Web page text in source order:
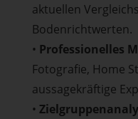
aktuellen
Bodenrichtwerten.
• Professionelles
Fotografie, Home
aussagekräftige
•